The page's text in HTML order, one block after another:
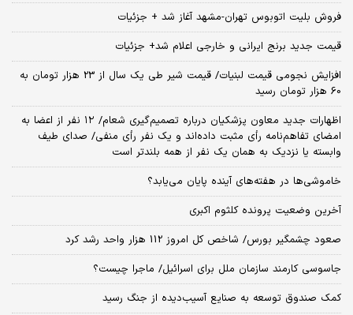
فروش بلیت اتوبوس تهران-مشهد آغاز شد + جزئیات
قیمت جدید برنج ایرانی و خارجی اعلام شد+ جزئیات
افزایش نجومی قیمت لبنیات/ قیمت شیر طی یک سال از 23 هزار تومان به
60 هزار تومان رسید
اظهارات جدید معاون پزشکیان درباره تصمیم‌گیری شعام/ ۱۲ نفر از اعضا به
امضای تفاهم‌نامه رأی مثبت داده‌اند و یک نفر رأی منفی/ صدای طیف
وابسته یا نزدیک به همان یک نفر از همه بلندتر است
خاموشی‌ها در هفته‌های آینده پایان می‌یابد؟
آخرین وضعیت پرونده کلثوم اکبری
صعود چشمگیر بورس/ شاخص کل امروز 112 هزار واحد رشد کرد
جاسوسی کارمند سازمان ملل برای اسرائیل/ ماجرا چیست؟
کمک صندوق توسعه به صنایع آسیب‌دیده از جنگ رسید